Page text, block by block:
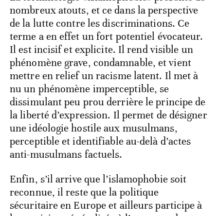
nombreux atouts, et ce dans la perspective
de la lutte contre les discriminations. Ce
terme a en effet un fort potentiel évocateur.
Il est incisif et explicite. Il rend visible un
phénomène grave, condamnable, et vient
mettre en relief un racisme latent. Il met à
nu un phénomène imperceptible, se
dissimulant peu prou derrière le principe de
la liberté d’expression. Il permet de désigner
une idéologie hostile aux musulmans,
perceptible et identifiable au-delà d’actes
anti-musulmans factuels.
Enfin, s’il arrive que l’islamophobie soit
reconnue, il reste que la politique
sécuritaire en Europe et ailleurs participe à